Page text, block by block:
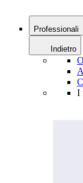
Professionali
Indietro
I